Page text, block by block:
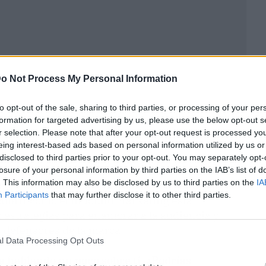
Not Process My Personal Information
opt-out of the sale, sharing to third parties, or processing of your
for targeted advertising by us, please use the below opt-out
selection. Please note that after your opt-out request is processed
interest-based ads based on personal information utilized by us
to third parties prior to your opt-out. You may separately
of your personal information by third parties on the IAB’s list of
This information may also be disclosed by us to third parties on the
Participants that may further disclose it to other third parties.
Data Processing Opt Outs
, Milo invita al lector a embarcarse en una
y la construcción de relaciones genuinas, el
cómo el Inbound Marketing está
para enamorar a la audiencia y
de la marca.
un poco sobre ti. ¿Podrías